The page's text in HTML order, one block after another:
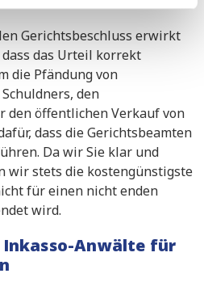
Gerichtsbeschluss erwirkt
das Urteil korrekt
die Pfändung von
den
den öffentlichen Verkauf von
dass die Gerichtsbeamten
Da wir Sie klar und
wir stets die kostengünstigste
für einen nicht enden
wird.
Inkasso-Anwälte für